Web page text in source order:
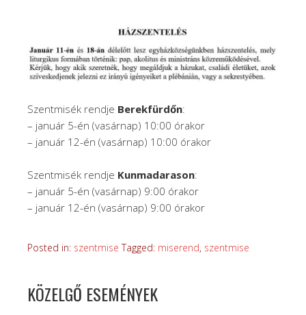
Szentmisék rendje Berekfürdőn:
– január 5-én (vasárnap) 10:00 órakor
– január 12-én (vasárnap) 10:00 órakor
Szentmisék rendje Kunmadarason:
– január 5-én (vasárnap) 9:00 órakor
– január 12-én (vasárnap) 9:00 órakor
Posted in: szentmise Tagged: miserend, szentmise
KÖZELGŐ ESEMÉNYEK